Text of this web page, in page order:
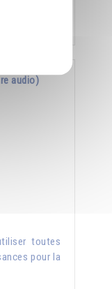
audio)
toutes
pour la